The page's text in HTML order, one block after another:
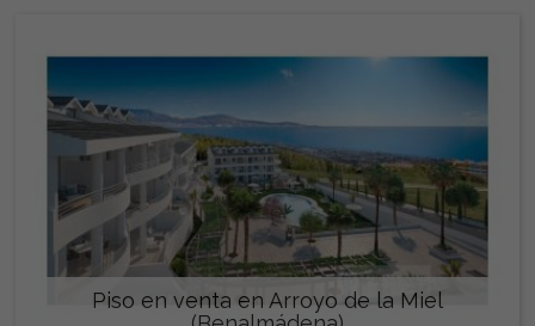
Piso en venta en Arroyo de la Miel